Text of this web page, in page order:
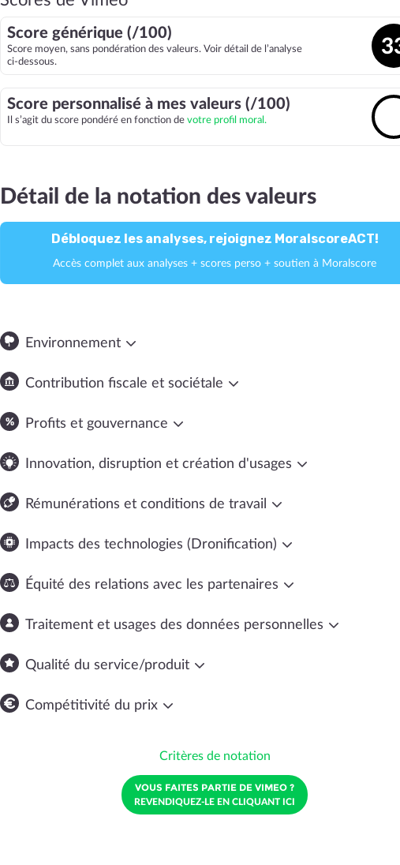
Score générique (/100)
Score moyen, sans pondération des valeurs. Voir détail de l’analyse
ci-dessous.
Score personnalisé à mes valeurs (/100)
Il s’agit du score pondéré en fonction de votre profil moral.
Détail de la notation des valeurs
Débloquez les analyses, rejoignez MoralscoreACT!
Accès complet aux analyses + scores perso + soutien à Moralscore
Environnement
Contribution fiscale et sociétale
Profits et gouvernance
Innovation, disruption et création d'usages
Rémunérations et conditions de travail
Impacts des technologies (Dronification)
Équité des relations avec les partenaires
Traitement et usages des données personnelles
Qualité du service/produit
Compétitivité du prix
Critères de notation
VOUS FAITES PARTIE DE VIMEO ?
REVENDIQUEZ-LE EN CLIQUANT ICI